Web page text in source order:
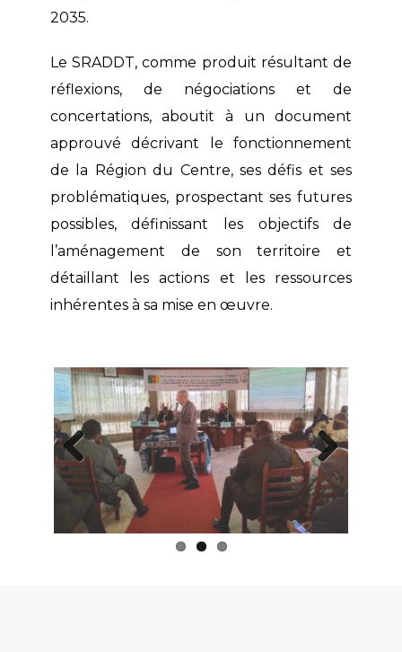
2035.
Le SRADDT, comme produit résultant de
réflexions, de négociations et de
concertations, aboutit à un document
approuvé décrivant le fonctionnement
de la Région du Centre, ses défis et ses
problématiques, prospectant ses futures
possibles, définissant les objectifs de
l’aménagement de son territoire et
détaillant les actions et les ressources
inhérentes à sa mise en œuvre.
Previous Next